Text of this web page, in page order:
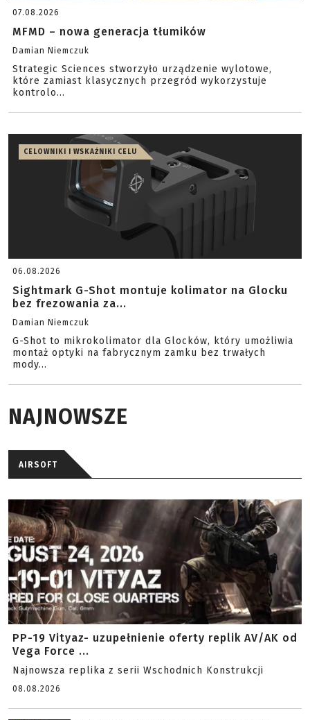
07.08.2026
MFMD – nowa generacja tłumików
Damian Niemczuk
Strategic Sciences stworzyło urządzenie wylotowe,
które zamiast klasycznych przegród wykorzystuje
kontrolo...
CELOWNIKI I WSKAŹNIKI CELU
06.08.2026
Sightmark G-Shot montuje kolimator na Glocku
bez frezowania za...
Damian Niemczuk
G-Shot to mikrokolimator dla Glocków, który umożliwia
montaż optyki na fabrycznym zamku bez trwałych
mody...
NAJNOWSZE
AIRSOFT
PP-19 Vityaz- uzupełnienie oferty replik AV/AK od
Vega Force ...
Najnowsza replika z serii Wschodnich Konstrukcji
08.08.2026